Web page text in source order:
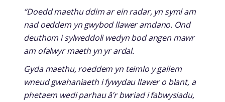
“Doedd maethu ddim ar ein radar, yn syml am
nad oeddem yn gwybod llawer amdano. Ond
deuthom i sylweddoli wedyn bod angen mawr
am ofalwyr maeth yn yr ardal.
Gyda maethu, roeddem yn teimlo y gallem
wneud gwahaniaeth i fywydau llawer o blant, a
phetaem wedi parhau â’r bwriad i fabwysiadu,